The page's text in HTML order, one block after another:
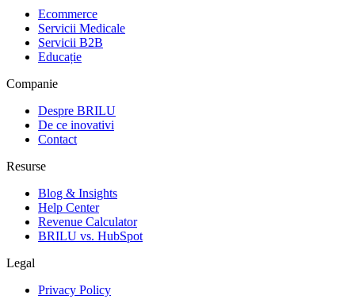
Ecommerce
Servicii Medicale
Servicii B2B
Educație
Companie
Despre BRILU
De ce inovativi
Contact
Resurse
Blog & Insights
Help Center
Revenue Calculator
BRILU vs. HubSpot
Legal
Privacy Policy